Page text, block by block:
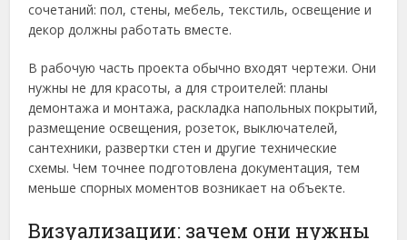
сочетаний: пол, стены, мебель, текстиль, освещение и
декор должны работать вместе.
В рабочую часть проекта обычно входят чертежи. Они
нужны не для красоты, а для строителей: планы
демонтажа и монтажа, раскладка напольных покрытий,
размещение освещения, розеток, выключателей,
сантехники, развертки стен и другие технические
схемы. Чем точнее подготовлена документация, тем
меньше спорных моментов возникает на объекте.
Визуализации: зачем они нужны